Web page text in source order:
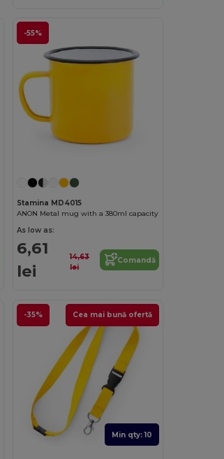
-55%
Stamina MD4015
ANON Metal mug with a 380ml capacity
As low as:
6,61
lei
14,63
lei
Comandă
-35% Cea mai bună ofertă
Min qty: 10